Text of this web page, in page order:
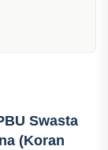
Swasta
(Koran